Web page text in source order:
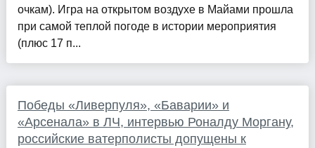
очкам). Игра на открытом воздухе в Майами прошла
при самой теплой погоде в истории мероприятия
(плюс 17 п...
Победы «Ливерпуля», «Баварии» и
«Арсенала» в ЛЧ, интервью Роналду Моргану,
российские ватерполисты допущены к